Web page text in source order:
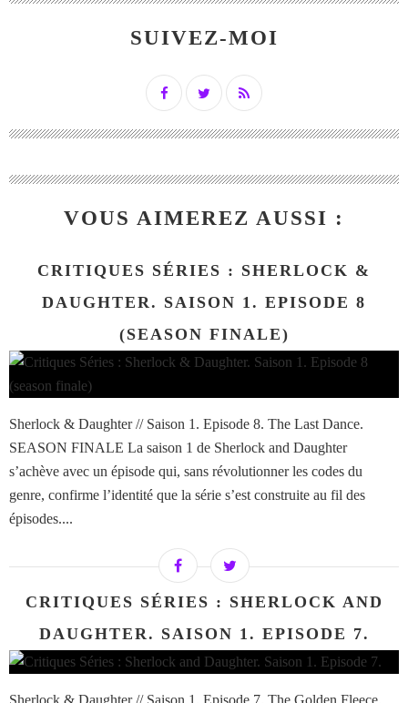
SUIVEZ-MOI
VOUS AIMEREZ AUSSI :
CRITIQUES SÉRIES : SHERLOCK &
DAUGHTER. SAISON 1. EPISODE 8
(SEASON FINALE)
Sherlock & Daughter // Saison 1. Episode 8. The Last Dance.
SEASON FINALE La saison 1 de Sherlock and Daughter
s’achève avec un épisode qui, sans révolutionner les codes du
genre, confirme l’identité que la série s’est construite au fil des
épisodes....
CRITIQUES SÉRIES : SHERLOCK AND
DAUGHTER. SAISON 1. EPISODE 7.